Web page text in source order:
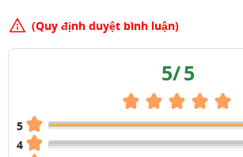
(Quy định duyệt bình luận)
5/5
5
4